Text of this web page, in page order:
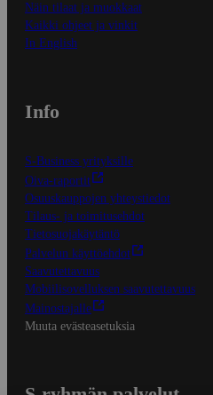
Näin tilaat ja muokkaat
Kaikki ohjeet ja vinkit
In English
Info
S-Business yrityksille
Oiva-raportit
Osuuskauppojen yhteystiedot
Tilaus- ja toimitusehdot
Tietosuojakäytäntö
Palvelun käyttöehdot
Saavutettavuus
Mobiilisovelluksen saavutettavuus
Mainostajalle
Muuta evästeasetuksia